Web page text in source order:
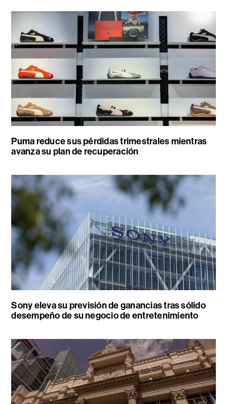
Puma reduce sus pérdidas trimestrales mientras
avanza su plan de recuperación
Sony eleva su previsión de ganancias tras sólido
desempeño de su negocio de entretenimiento